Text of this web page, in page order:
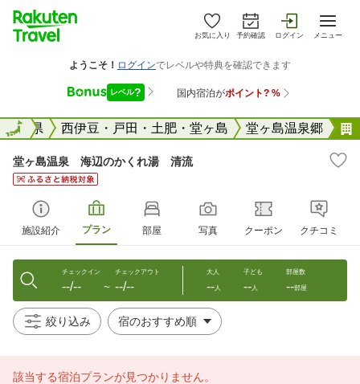
お気に入り 予約確認 ログイン メニュー
静岡県 西伊豆・戸田・土肥・堂ヶ島 堂ヶ島温泉郷
全国
堂ヶ島温泉 海辺のかくれ湯 清流
施設紹介 プラン 部屋 写真 クーポン クチコミ
チェックイン
--/-- 〜
チェックアウト
--/--
大人
--人
子ども
--人
部屋数
--部屋
絞り込み
該当する宿泊プランが見つかりません。